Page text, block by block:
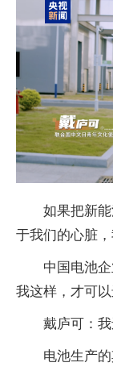
如果把新
于我们的心脏，
中国电池
我这样，才可以
戴庐可：
电池生产